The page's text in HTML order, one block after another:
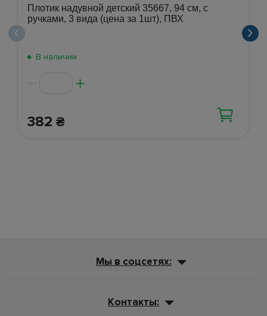
Плотик надувной детский 35667, 94 см, с
ручками, 3 вида (цена за 1шт), ПВХ
В наличии
382 ₴
Мы в соцсетях:
Контакты: